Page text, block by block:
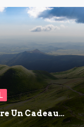
Un Cadeau…